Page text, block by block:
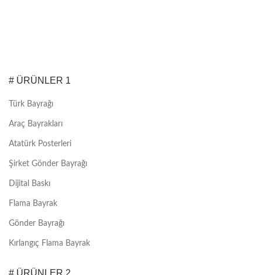
# ÜRÜNLER 1
Türk Bayrağı
Araç Bayrakları
Atatürk Posterleri
Şirket Gönder Bayrağı
Dijital Baskı
Flama Bayrak
Gönder Bayrağı
Kırlangıç Flama Bayrak
# ÜRÜNLER 2